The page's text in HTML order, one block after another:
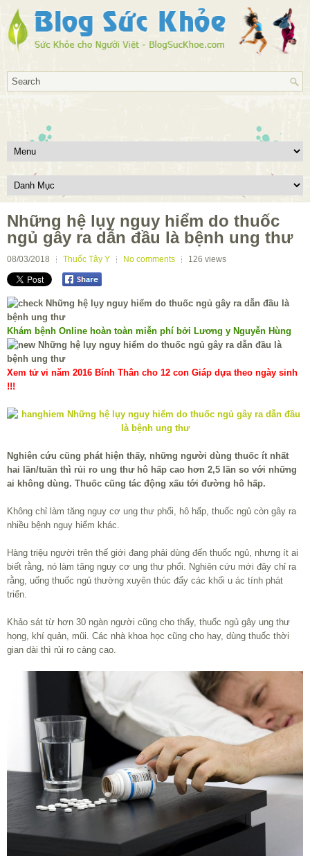
Những hệ lụy nguy hiểm do thuốc
ngủ gây ra dẫn đầu là bệnh ung thư
08/03/2018 Thuốc Tây Y No comments 126 views
Khám bệnh Online hoàn toàn miễn phí bởi Lương y Nguyễn Hùng
Xem tử vi năm 2016 Bính Thân cho 12 con Giáp dựa theo ngày sinh
!!!
Nghiên cứu cũng phát hiện thấy, những người dùng thuốc ít nhất
hai lần/tuần thì rủi ro ung thư hô hấp cao hơn 2,5 lần so với những
ai không dùng. Thuốc cũng tác động xấu tới đường hô hấp.
Không chỉ làm tăng nguy cơ ung thư phổi, hô hấp, thuốc ngủ còn gây ra
nhiều bệnh nguy hiểm khác.
Hàng triệu người trên thế giới đang phải dùng đến thuốc ngủ, nhưng ít ai
biết rằng, nó làm tăng nguy cơ ung thư phổi. Nghiên cứu mới đây chỉ ra
rằng, uống thuốc ngủ thường xuyên thúc đẩy các khối u ác tính phát
triển.
Khảo sát từ hơn 30 ngàn người cũng cho thấy, thuốc ngủ gây ung thư
họng, khí quản, mũi. Các nhà khoa học cũng cho hay, dùng thuốc thời
gian dài thì rủi ro càng cao.